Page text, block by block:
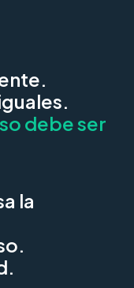
debe ser
la